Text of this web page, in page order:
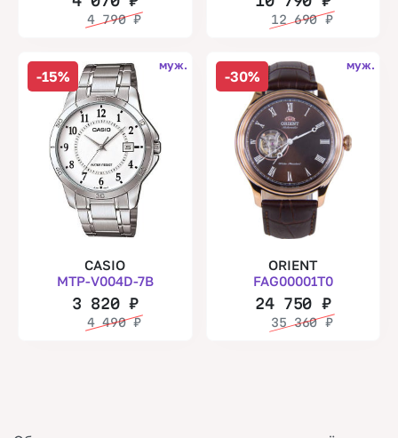
4 790₽ 12 690₽
-15%
муж.
CASIO
MTP-V004D-7B
3 820 ₽
4 490₽
-30%
муж.
ORIENT
FAG00001T0
24 750 ₽
35 360₽